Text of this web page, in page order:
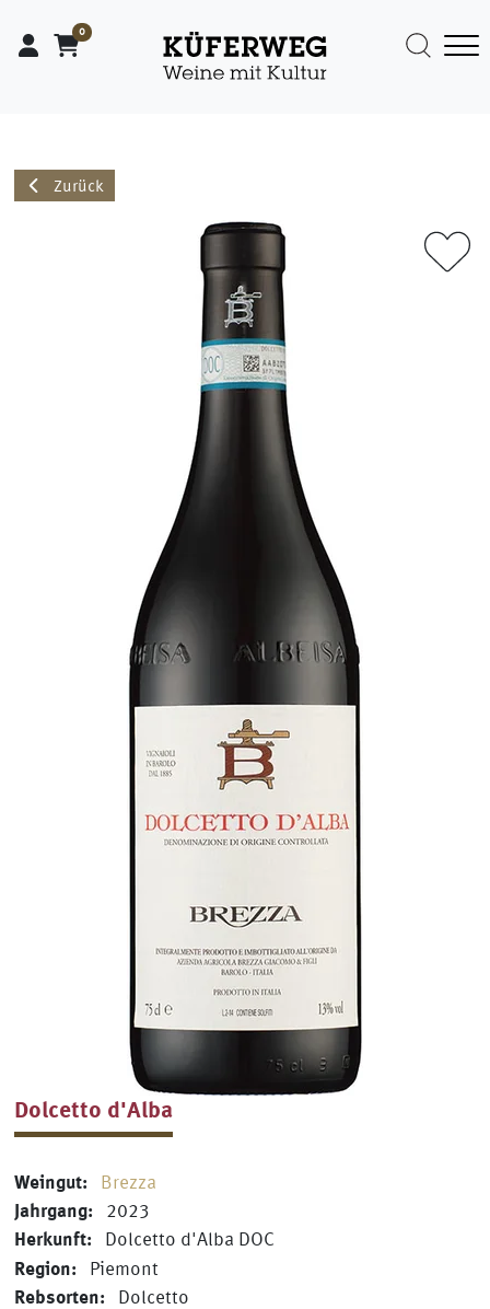
0
Zurück
Dolcetto d'Alba
Weingut: Brezza
Jahrgang: 2023
Herkunft: Dolcetto d'Alba DOC
Region: Piemont
Rebsorten: Dolcetto